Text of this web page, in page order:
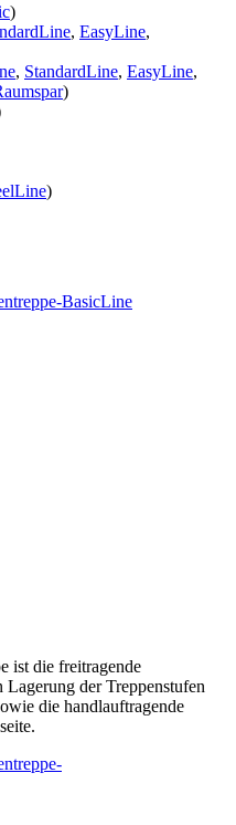
)
, EasyLine,
, StandardLine, EasyLine,
)
)
ist die freitragende
der Treppenstufen
die handlauftragende